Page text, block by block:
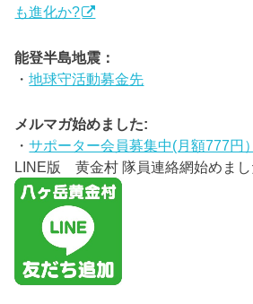
も進化か?
能登半島地震：
・地球守活動募金先
メルマガ始めました:
・サポーター会員募集中(月額777円）
LINE版 黄金村 隊員連絡網始めまし